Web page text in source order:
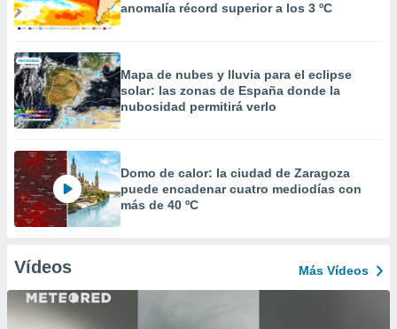
anomalía récord superior a los 3 ºC
Mapa de nubes y lluvia para el eclipse
solar: las zonas de España donde la
nubosidad permitirá verlo
Domo de calor: la ciudad de Zaragoza
puede encadenar cuatro mediodías con
más de 40 ºC
Vídeos Más Vídeos